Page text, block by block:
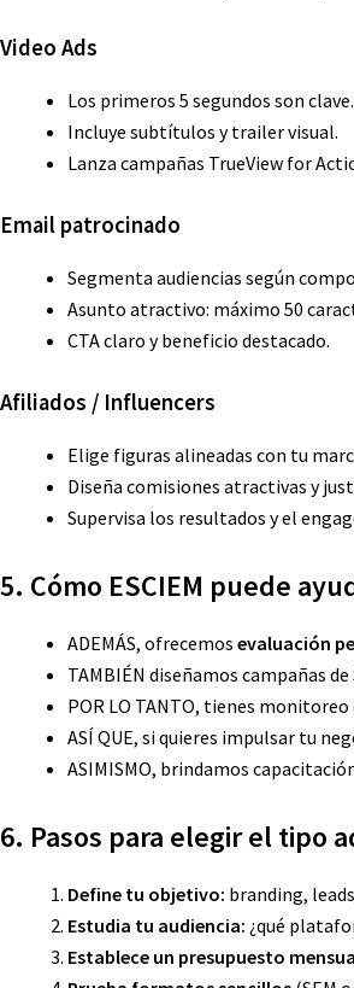
Video Ads
Los primeros 5 segundos son clave.
Incluye subtítulos y trailer visual.
Lanza campañas TrueView for
Email patrocinado
Segmenta audiencias según
Asunto atractivo: máximo 50
CTA claro y beneficio destacado.
Afiliados / Influencers
Elige figuras alineadas con tu
Diseña comisiones atractivas y
Supervisa los resultados y el
5. Cómo ESCIEM puede
ADEMÁS, ofrecemos evaluación
TAMBIÉN diseñamos campañas
POR LO TANTO, tienes
ASÍ QUE, si quieres impulsar tu
ASIMISMO, brindamos
6. Pasos para elegir el tipo
Define tu objetivo: branding,
Estudia tu audiencia: ¿qué
Establece un presupuesto